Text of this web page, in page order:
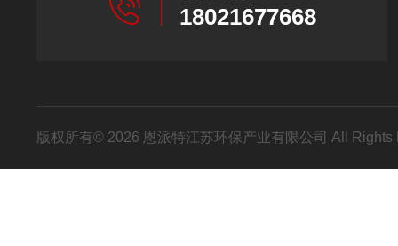
18021677668
版权所有© 2026 恩派特江苏环保产业有限公司 All